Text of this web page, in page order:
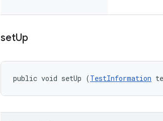
setUp
public void setUp (TestInformation